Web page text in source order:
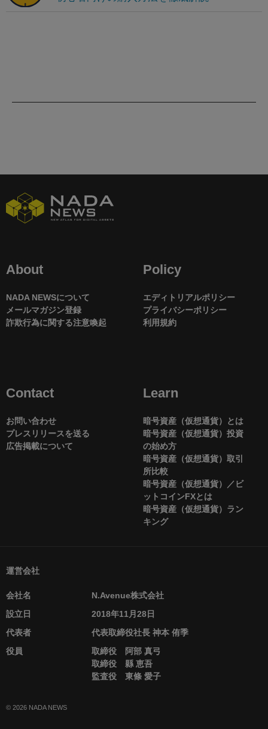
About
NADA NEWSについて
メールマガジン登録
詐欺行為に関する注意喚起
Policy
エディトリアルポリシー
プライバシーポリシー
利用規約
Contact
お問い合わせ
プレスリリースを送る
広告掲載について
Learn
暗号資産（仮想通貨）とは
暗号資産（仮想通貨）投資
の始め方
暗号資産（仮想通貨）取引
所比較
暗号資産（仮想通貨）／ビ
ットコインFXとは
暗号資産（仮想通貨）ラン
キング
運営会社
会社名
N.Avenue株式会社
設立日
2018年11月28日
代表者
代表取締役社長 神本 侑季
役員
取締役 阿部 真弓
取締役 縣 恵吾
監査役 東條 愛子
© 2026 NADA NEWS